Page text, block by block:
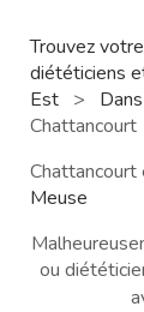
Trouvez
diététiciens
Est >
Chattancourt
Meuse
ou